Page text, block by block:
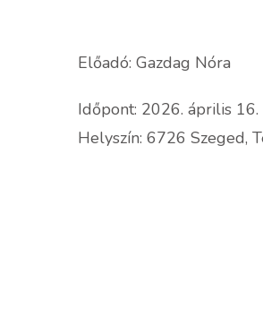
Előadó: Gazdag Nóra
Időpont: 2026. április
Helyszín: 6726 Szeged,